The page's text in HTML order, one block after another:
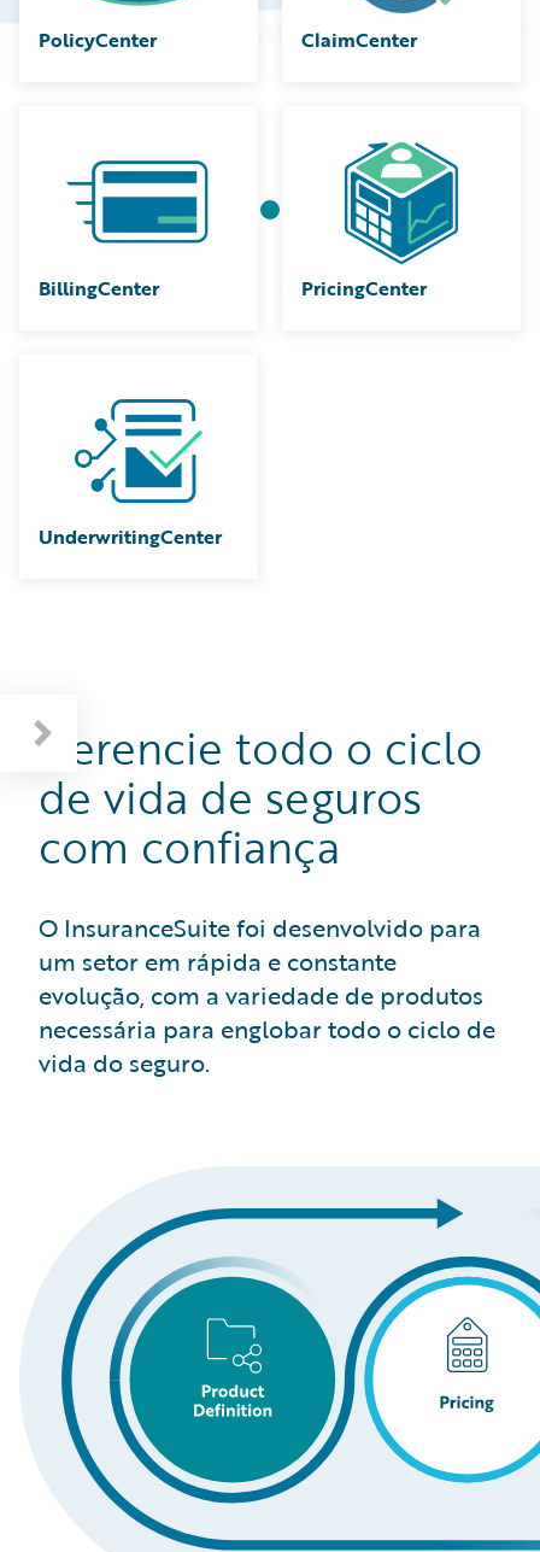
PolicyCenter ClaimCenter
BillingCenter PricingCenter
UnderwritingCenter
Gerencie todo o ciclo
de vida de seguros
com confiança
O InsuranceSuite foi desenvolvido para
um setor em rápida e constante
evolução, com a variedade de produtos
necessária para englobar todo o ciclo de
vida do seguro.